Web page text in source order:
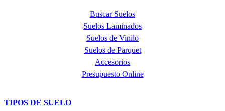
Buscar Suelos
Suelos Laminados
Suelos de Vinilo
Suelos de Parquet
Accesorios
Presupuesto Online
TIPOS DE SUELO